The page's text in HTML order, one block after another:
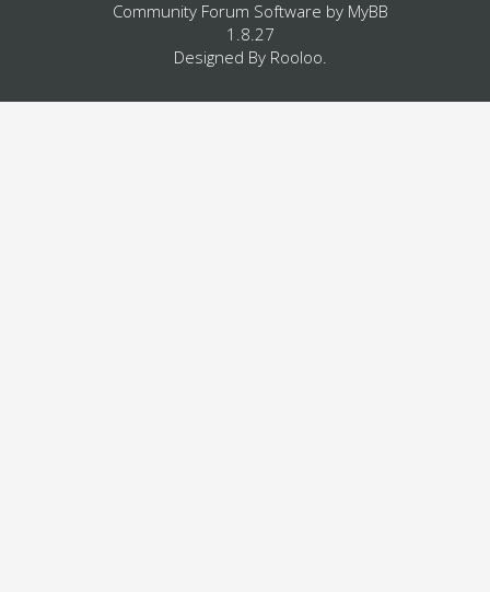
Community Forum Software by MyBB
1.8.27
Designed By Rooloo